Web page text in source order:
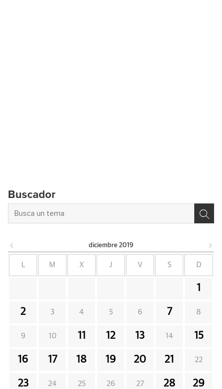
Buscador
diciembre 2019
L M X J V S D
1
2 3 4 5 6 7 8
9 10 11 12 13 14 15
16 17 18 19 20 21 22
23 24 25 26 27 28 29